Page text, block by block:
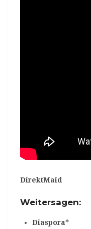
DirektMaid
Weitersagen:
Diaspora*